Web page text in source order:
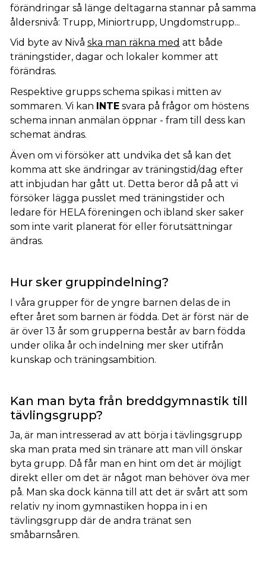
förändringar så länge deltagarna stannar på samma
åldersnivå: Trupp, Miniortrupp, Ungdomstrupp...
Vid byte av Nivå ska man räkna med att både
träningstider, dagar och lokaler kommer att
förändras.
Respektive grupps schema spikas i mitten av
sommaren. Vi kan INTE svara på frågor om höstens
schema innan anmälan öppnar - fram till dess kan
schemat ändras.
Även om vi försöker att undvika det så kan det
komma att ske ändringar av träningstid/dag efter
att inbjudan har gått ut. Detta beror då på att vi
försöker lägga pusslet med träningstider och
ledare för HELA föreningen och ibland sker saker
som inte varit planerat för eller förutsättningar
ändras.
Hur sker gruppindelning?
I våra grupper för de yngre barnen delas de in
efter året som barnen är födda. Det är först när de
är över 13 år som grupperna består av barn födda
under olika år och indelning mer sker utifrån
kunskap och träningsambition.
Kan man byta från breddgymnastik till
tävlingsgrupp?
Ja, är man intresserad av att börja i tävlingsgrupp
ska man prata med sin tränare att man vill önskar
byta grupp. Då får man en hint om det är möjligt
direkt eller om det är något man behöver öva mer
på. Man ska dock känna till att det är svårt att som
relativ ny inom gymnastiken hoppa in i en
tävlingsgrupp där de andra tränat sen
småbarnsåren.